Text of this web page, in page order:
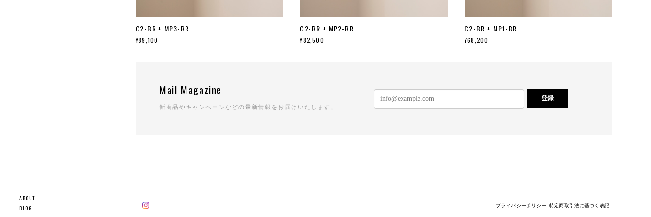
ABOUT
BLOG
C2-BR + MP3-BR
¥89,100
C2-BR + MP2-BR
¥82,500
C2-BR + MP1-BR
¥68,200
Mail Magazine
新商品やキャンペーンなどの最新情報をお届けいたします。
登録
プライバシーポリシー 特定商取引法に基づく表記